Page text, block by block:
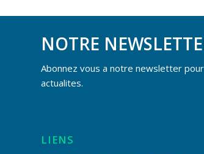
NOTRE
Abonnez vous a notre newsletter
actualites.
LIENS